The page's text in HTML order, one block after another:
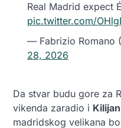
Real Madrid expect
pic.twitter.com/
— Fabrizio Romano
28, 2026
Da stvar budu gore za
vikenda zaradio i
madridskog velikana